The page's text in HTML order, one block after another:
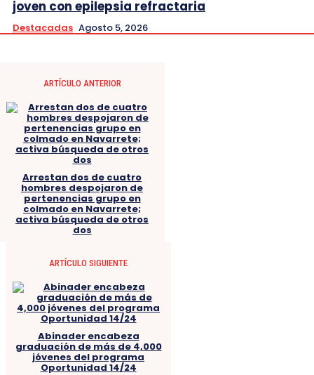
joven con epilepsia refractaria
Destacadas Agosto 5, 2026
ARTÍCULO ANTERIOR
Arrestan dos de cuatro
hombres despojaron de
pertenencias grupo en
colmado en Navarrete;
activa búsqueda de otros
dos
ARTÍCULO SIGUIENTE
Abinader encabeza
graduación de más de 4,000
jóvenes del programa
Oportunidad 14/24